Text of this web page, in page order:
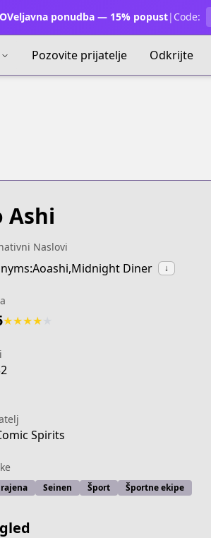
ponudba — 15% popust| Code:
Pozovite prijatelje Odkrijte
Ashi
Naslovi
Diner ↓
★★★★
Spirits
Seinen Šport Športne ekipe